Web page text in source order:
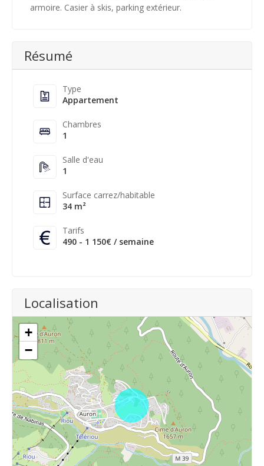
armoire. Casier à skis, parking extérieur.
Résumé
Type
Appartement
Chambres
1
Salle d'eau
1
Surface carrez/habitable
34 m²
Tarifs
490 - 1 150€ / semaine
Localisation
+
−